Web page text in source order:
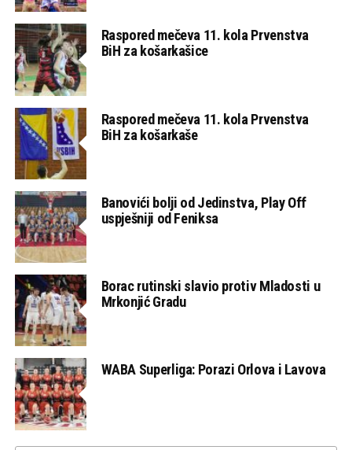
Raspored mečeva 11. kola Prvenstva
BiH za košarkašice
Raspored mečeva 11. kola Prvenstva
BiH za košarkaše
Banovići bolji od Jedinstva, Play Off
uspješniji od Feniksa
Borac rutinski slavio protiv Mladosti u
Mrkonjić Gradu
WABA Superliga: Porazi Orlova i Lavova